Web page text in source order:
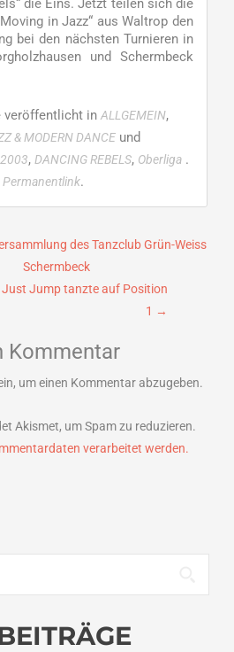
die Eins. Jetzt teilen sich die
in Jazz“ aus Waltrop den
bei den nächsten Turnieren in
und Schermbeck
veröffentlicht in ALLGEMEIN,
& MODERN DANCE und
2003, DANCING REBELS, Oberliga .
Permanentlink.
des Tanzclub Grün-Weiss
Schermbeck
Just Jump tanzte auf Position
1 →
Kommentar
um einen Kommentar abzugeben.
Akismet, um Spam zu reduzieren.
verarbeitet werden.